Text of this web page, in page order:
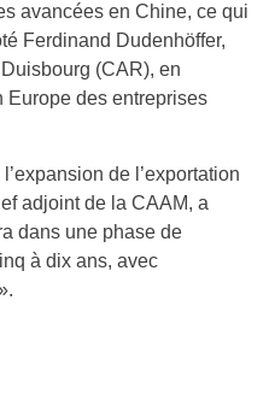
avancées en Chine, ce qui
Ferdinand Dudenhöffer,
(CAR), en
Europe des entreprises
de l’exportation
adjoint de la CAAM, a
dans une phase de
à dix ans, avec